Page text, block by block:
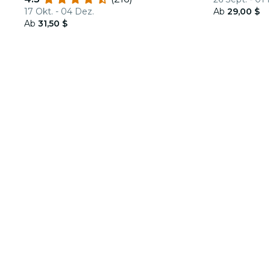
17 Okt. - 04 Dez.
Ab 31,50 $
Ab 29,00 $